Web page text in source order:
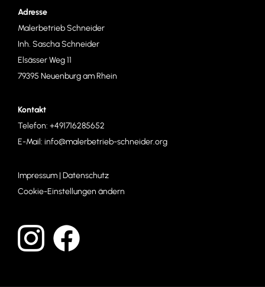
Adresse
Malerbetrieb Schneider
Inh. Sascha Schneider
Elsässer Weg 11
79395 Neuenburg am Rhein
Kontakt
Telefon: +491716285652
E-Mail: info@malerbetrieb-schneider.org
Impressum | Datenschutz
Cookie-Einstellungen ändern